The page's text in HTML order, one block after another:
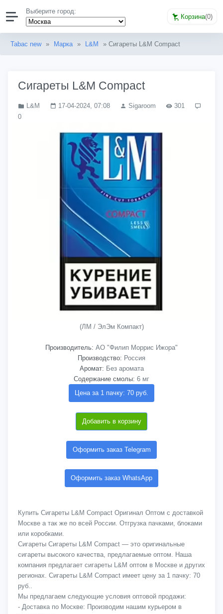
Выберите город:
Корзина(0)
Tabac new » Марка » L&M » Сигареты L&M Compact
Сигареты L&M Compact
L&M 17-04-2024, 07:08 Sigaroom
301
0
(ЛМ / ЭлЭм Компакт)
Производитель: АО "Филип Моррис Ижора"
Производство: Россия
Аромат: Без аромата
Содержание смолы: 6 мг
Цена за 1 пачку: 70 руб.
Добавить в корзину
Оформить заказ Telegram
Оформить заказ WhatsApp
Купить Сигареты L&M Compact Оригинал Оптом с доставкой
Москве а так же по всей России. Отгрузка пачками, блоками
или коробками.
Сигареты Сигареты L&M Compact — это оригинальные
сигареты высокого качества, предлагаемые оптом. Наша
компания предлагает сигареты L&M оптом в Москве и других
регионах. Сигареты L&M Compact имеет цену за 1 пачку: 70
руб..
Мы предлагаем следующие условия оптовой продажи:
- Доставка по Москве: Производим нашим курьером в